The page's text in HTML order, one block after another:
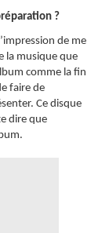
?
de me
la musique que
comme la fin
faire de
Ce disque
dire que